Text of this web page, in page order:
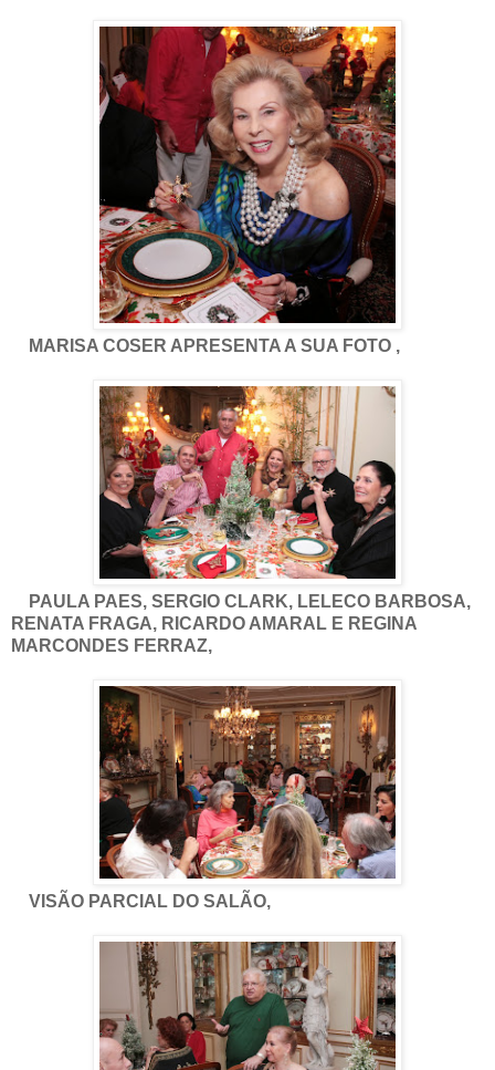
MARISA COSER APRESENTA A SUA FOTO ,
PAULA PAES, SERGIO CLARK, LELECO BARBOSA,
RENATA FRAGA, RICARDO AMARAL E REGINA
MARCONDES FERRAZ,
VISÃO PARCIAL DO SALÃO,